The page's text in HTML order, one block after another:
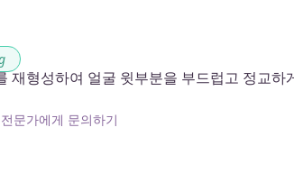
재형성하여 얼굴 윗부분을 부드럽고 정교하
전문가에게 문의하기